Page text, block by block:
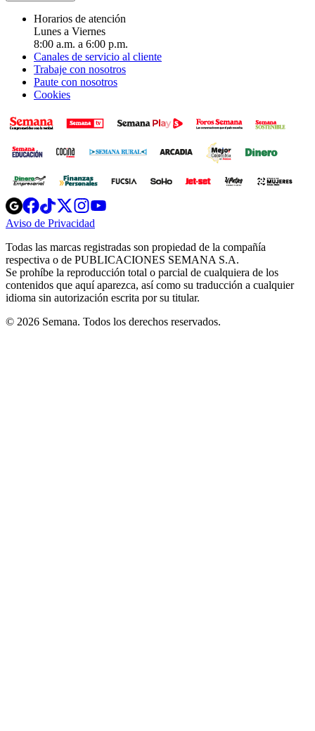
Horarios de atención
Lunes a Viernes
8:00 a.m. a 6:00 p.m.
Canales de servicio al cliente
Trabaje con nosotros
Paute con nosotros
Cookies
Opens
in
new
Opens
in
new
Opens
in
new
window
Opens
new
windowwindow
Aviso de Privacidad
new
window
Todas las marcas registradas son propiedad de la compañía
respectiva o de PUBLICACIONES SEMANA S.A.
Se prohíbe la reproducción total o parcial de cualquiera de los
contenidos que aquí aparezca, así como su traducción a cualquier
idioma sin autorización escrita por su titular.
© 2026 Semana. Todos los derechos reservados.